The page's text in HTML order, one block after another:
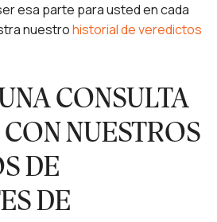
esa parte para usted en cada
nuestrohistorial de veredictos
CONSULTA
NUESTROS
DE
DE